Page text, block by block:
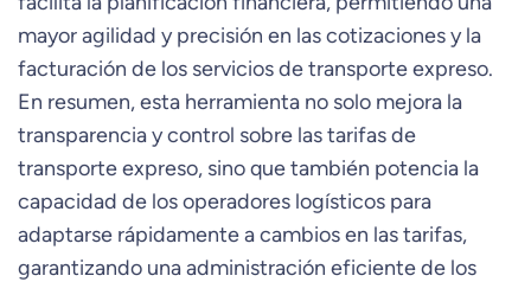
mayor agilidad y precisión en las cotizaciones y la
facturación de los servicios de transporte expreso.
En resumen, esta herramienta no solo mejora la
transparencia y control sobre las tarifas de
transporte expreso, sino que también potencia la
capacidad de los operadores logísticos para
adaptarse rápidamente a cambios en las tarifas,
garantizando una administración eficiente de los